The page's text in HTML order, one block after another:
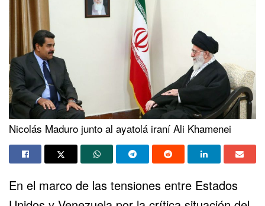
Nicolás Maduro junto al ayatolá iraní Ali Khamenei
En el marco de las tensiones entre Estados